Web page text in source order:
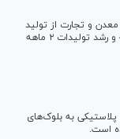
و تجارت از تولید
۷۰۰ هزار تنی انواع کاغذ‌های بسته‌بندی در سال گذشته و رشد تولیدات ۲ ماهه
پلاستیکی به بلوک‌های
است.